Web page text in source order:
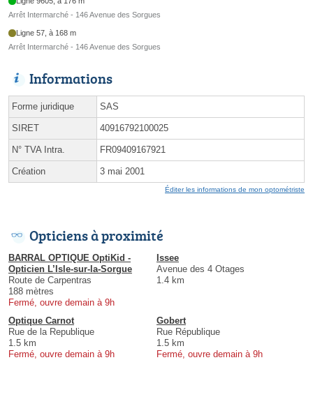
Arrêt Intermarché - 146 Avenue des Sorgues
Ligne 57, à 168 m
Arrêt Intermarché - 146 Avenue des Sorgues
Informations
Forme juridique SAS
SIRET 40916792100025
N° TVA Intra. FR09409167921
Création 3 mai 2001
Éditer les informations de mon optométriste
Opticiens à proximité
BARRAL OPTIQUE OptiKid -
Opticien L’Isle-sur-la-Sorgue
Route de Carpentras
188 mètres
Fermé, ouvre demain à 9h
Issee
Avenue des 4 Otages
1.4 km
Optique Carnot
Rue de la Republique
1.5 km
Fermé, ouvre demain à 9h
Gobert
Rue République
1.5 km
Fermé, ouvre demain à 9h